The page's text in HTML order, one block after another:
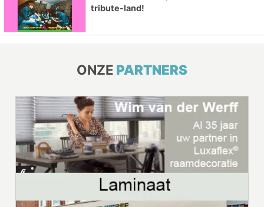
tribute-land!
ONZE PARTNERS